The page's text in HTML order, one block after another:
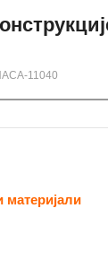
11040
материјали